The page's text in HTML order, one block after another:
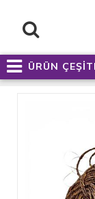
ÜRÜN